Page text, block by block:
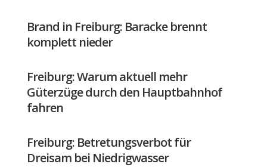
Brand in Freiburg: Baracke brennt
komplett nieder
Freiburg: Warum aktuell mehr
Güterzüge durch den Hauptbahnhof
fahren
Freiburg: Betretungsverbot für
Dreisam bei Niedrigwasser